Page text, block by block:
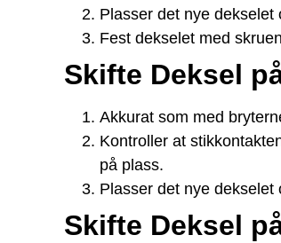
Plasser det nye
Fest dekselet med
Skifte Deksel
Akkurat som med
Kontroller at
på plass.
Plasser det nye
Skifte Deksel